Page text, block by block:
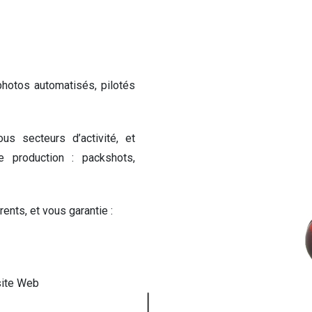
automatisés, pilotés
secteurs d’activité, et
: packshots,
et vous garantie :
Web